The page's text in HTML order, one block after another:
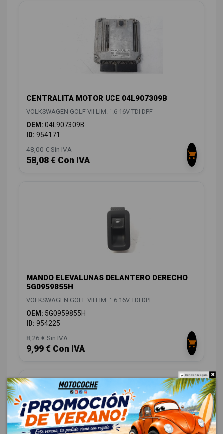
CENTRALITA MOTOR UCE 04L907309B
VOLKSWAGEN GOLF VII LIM. 1.6 16V TDI DPF
OEM: 04L907309B
ID: 954171
48,00 € Sin IVA
58,08 € Con IVA
MANDO ELEVALUNAS DELANTERO DERECHO
5G0959855H
VOLKSWAGEN GOLF VII LIM. 1.6 16V TDI DPF
OEM: 5G0959855H
ID: 954225
8,26 € Sin IVA
9,99 € Con IVA
Do not show again.